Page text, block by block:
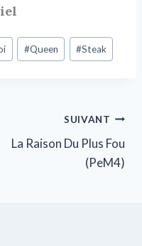
#Queen #Steak
SUIVANT
La Raison Du Plus Fou
(PeM4)